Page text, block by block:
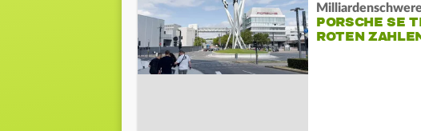
PORSCHE SE
ROTEN